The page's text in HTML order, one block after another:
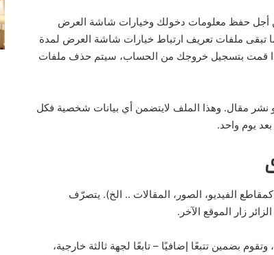
من أجل حفظ معلومات دخولك وخيارات شاشة العرض
تبقى ملفات تعريف ارتباط خيارات شاشة العرض لمدة
قمت بتسجيل خروجك من الحساب، سيتم حذف ملفات
مقال. وهذا الملف لايتضمن أي بيانات شخصية فكل
يوم واحد.
الفيديو، الصور، المقالات .. الخ). يتصرّف
زار الموقع الآخر.
بضمين تتبعًا إضافيًا – تابعًا لجهة ثالثة خارجية،